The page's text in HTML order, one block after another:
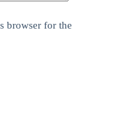
browser for the